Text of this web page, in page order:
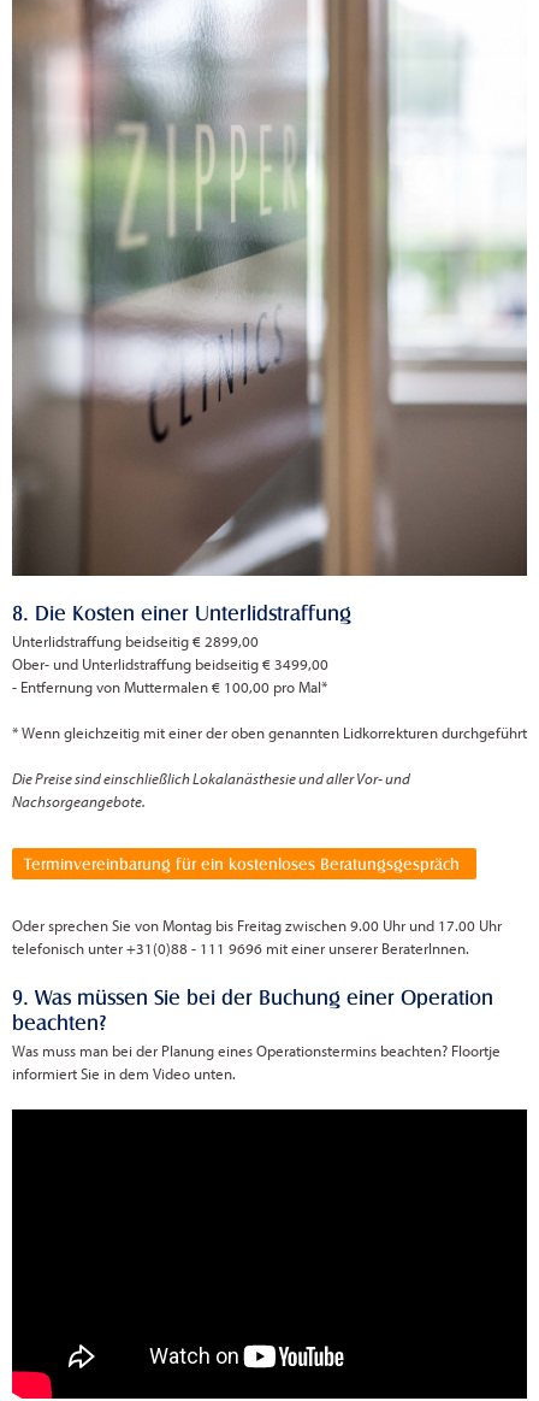
8. Die Kosten einer Unterlidstraffung
Unterlidstraffung beidseitig € 2899,00
Ober- und Unterlidstraffung beidseitig € 3499,00
- Entfernung von Muttermalen € 100,00 pro Mal*
* Wenn gleichzeitig mit einer der oben genannten Lidkorrekturen durchgeführt
Die Preise sind einschließlich Lokalanästhesie und aller Vor- und
Nachsorgeangebote.
Terminvereinbarung für ein kostenloses Beratungsgespräch
Oder sprechen Sie von Montag bis Freitag zwischen 9.00 Uhr und 17.00 Uhr
telefonisch unter +31(0)88 - 111 9696 mit einer unserer BeraterInnen.
9. Was müssen Sie bei der Buchung einer Operation
beachten?
Was muss man bei der Planung eines Operationstermins beachten? Floortje
informiert Sie in dem Video unten.